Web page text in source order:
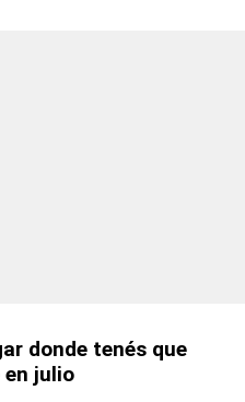
donde tenés que
julio